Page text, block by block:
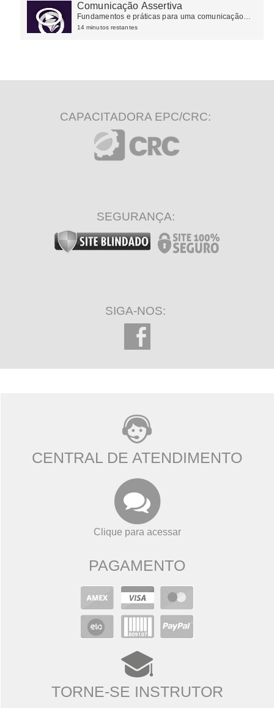
Comunicação Assertiva
Fundamentos e práticas para uma comunicação
efetiva
14 minutos restantes
CAPACITADORA EPC/CRC:
SEGURANÇA:
SIGA-NOS:
CENTRAL DE ATENDIMENTO
Clique para acessar
PAGAMENTO
TORNE-SE INSTRUTOR